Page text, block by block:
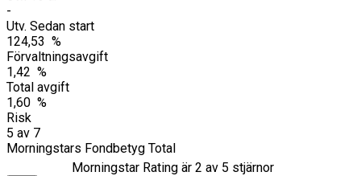
-
Utv. Sedan start
124,53 %
Förvaltningsavgift
1,42 %
Total avgift
1,60 %
Risk
5 av 7
Morningstars Fondbetyg Total
Morningstar Rating är 2 av 5 stjärnor